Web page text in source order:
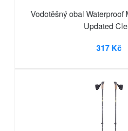
Vodotěšný obal Waterproof
Updated
317 Kč